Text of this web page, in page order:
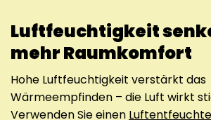
Luftfeuchtigkeit
mehr Raumkomfort
Hohe Luftfeuchtigkeit verstärkt das
Wärmeempfinden – die Luft wirkt
Verwenden Sie einen